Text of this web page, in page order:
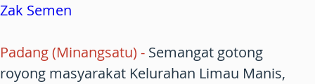
Zak Semen
Padang (Minangsatu) - Semangat gotong
royong masyarakat Kelurahan Limau Manis,